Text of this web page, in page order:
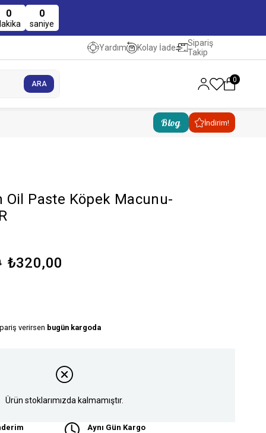
0 0
saniye
Yardım Kolay İade
Sipariş
Takip
0
Blog İndirim!
Oil Paste Köpek Macunu-
₺320,00
verirsen bugün kargoda
Ürün stoklarımızda kalmamıştır.
Aynı Gün Kargo